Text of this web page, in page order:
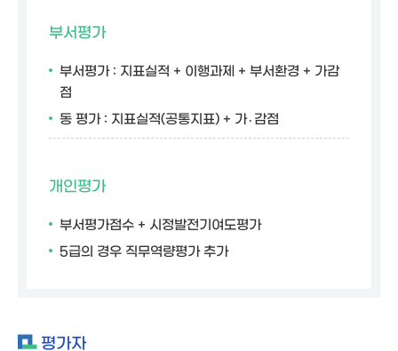
부서평가
부서평가 : 지표실적 + 이행과제 + 부서환경 + 가감
점
동 평가 : 지표실적(공통지표) + 가․감점
개인평가
부서평가점수 + 시정발전기여도평가
5급의 경우 직무역량평가 추가
평가자